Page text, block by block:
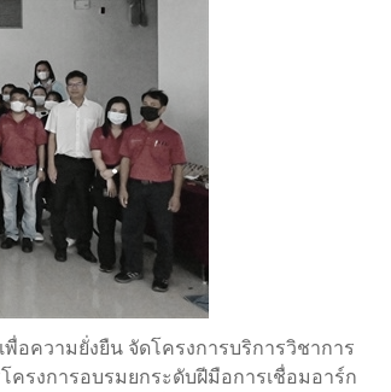
อความยั่งยืน จัดโครงการบริการวิชาการ
รงการอบรมยกระดับฝีมือการเชื่อมอาร์ก